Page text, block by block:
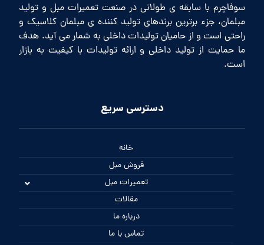
سوفاچرم با سابقه ی طولانی در صنعت تعمیرات مبل و تولید
مبلمان، جزء برترین برندهای تولید کننده ی مبلمان کلاسیک و
راحتی است و از حامیان تولیدات داخلی به شمار می آید. هدف
ما حمایت از تولید داخلی و ارائه تولیدات با کیفیت به بازار
است.
دسترسی سریع
خانه
فروش مبل
تعمیرات مبل
مقالات
درباره ما
تماس با ما